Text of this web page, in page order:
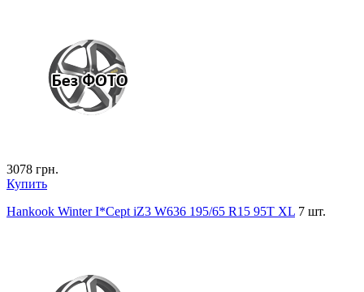
3078 грн.
Купить
Hankook Winter I*Cept iZ3 W636 195/65 R15 95T XL 7 шт.